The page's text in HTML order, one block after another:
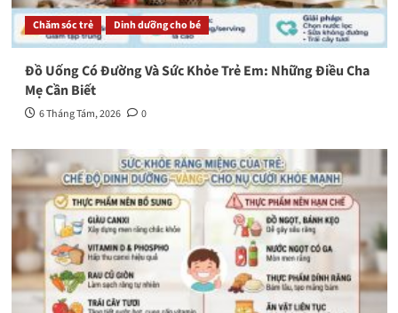
Chăm sóc trẻ Dinh dưỡng cho bé
Đồ Uống Có Đường Và Sức Khỏe Trẻ Em: Những Điều Cha
Mẹ Cần Biết
6 Tháng Tám, 2026 0